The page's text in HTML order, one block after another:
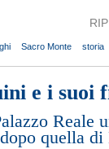
Sacro Monte
storia
e i suoi
Reale
quella